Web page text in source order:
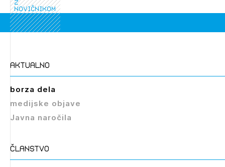
z
novičnikom
aktualno
borza dela
medijske objave
Javna naročila
članstvo